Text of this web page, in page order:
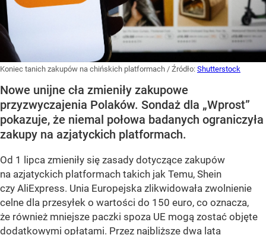
Koniec tanich zakupów na chińskich platformach / Źródło: Shutterstock
Nowe unijne cła zmieniły zakupowe
przyzwyczajenia Polaków. Sondaż dla „Wprost”
pokazuje, że niemal połowa badanych ograniczyła
zakupy na azjatyckich platformach.
Od 1 lipca zmieniły się zasady dotyczące zakupów
na azjatyckich platformach takich jak Temu, Shein
czy AliExpress. Unia Europejska zlikwidowała zwolnienie
celne dla przesyłek o wartości do 150 euro, co oznacza,
że również mniejsze paczki spoza UE mogą zostać objęte
dodatkowymi opłatami. Przez najbliższe dwa lata